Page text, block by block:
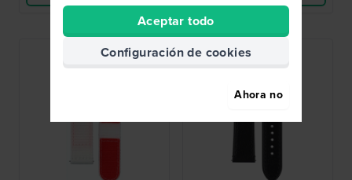
Aceptar todo
Configuración de cookies
Ahora no